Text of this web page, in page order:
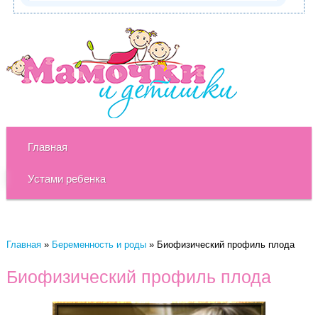
Главная
Устами ребенка
Главная» Беременность и роды» Биофизический профиль плода
Биофизический профиль плода